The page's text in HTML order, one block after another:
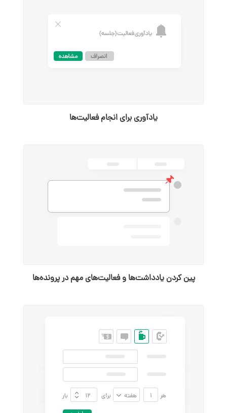
یادآوری برای انجام فعالیت‌ها
پین کردن یادداشت‌ها و فعالیت‌های مهم در پرونده‌ها